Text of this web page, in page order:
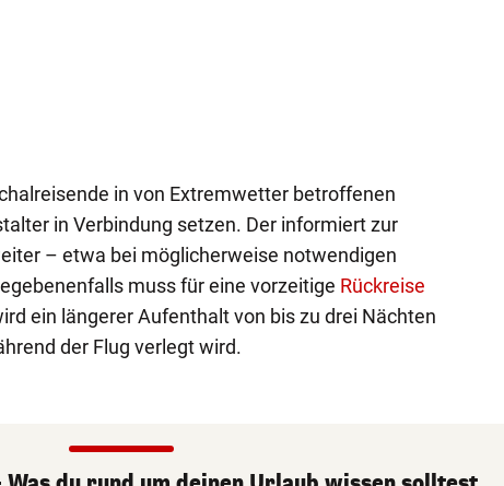
in von Extremwetter betroffenen
in Verbindung setzen. Der informiert zur
– etwa bei möglicherweise notwendigen
muss für eine vorzeitige Rückreise
ein längerer Aufenthalt von bis zu drei Nächten
der Flug verlegt wird.